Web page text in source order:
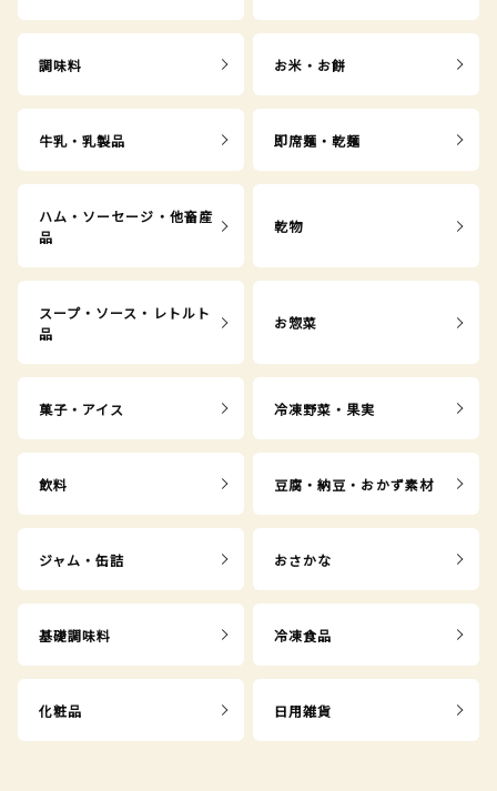
調味料 お米・お餅
牛乳・乳製品 即席麺・乾麺
ハム・ソーセージ・他畜産
品
乾物
スープ・ソース・レトルト
品
お惣菜
菓子・アイス 冷凍野菜・果実
飲料 豆腐・納豆・おかず素材
ジャム・缶詰 おさかな
基礎調味料 冷凍食品
化粧品 日用雑貨